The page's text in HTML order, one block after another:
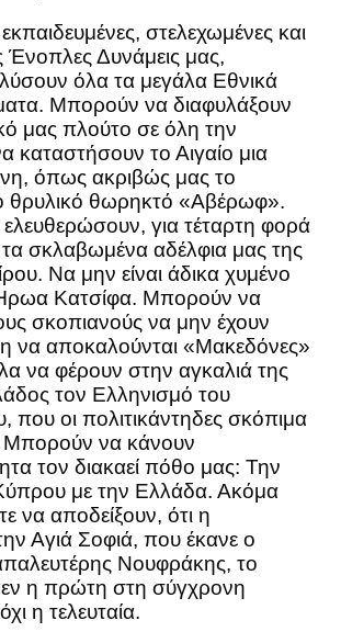
στελεχωμένες και
Ένοπλες Δυνάμεις μας,
όλα τα μεγάλα Εθνικά
Μπορούν να διαφυλάξουν
μας πλούτο σε όλη την
καταστήσουν το Αιγαίο μια
όπως ακριβώς μας το
θρυλικό θωρηκτό «Αβέρωφ».
για τέταρτη φορά
τα σκλαβωμένα αδέλφια μας της
Να μην είναι άδικα χυμένο
Κατσίφα. Μπορούν να
σκοπιανούς να μην έχουν
να αποκαλούνται «Μακεδόνες»
να φέρουν στην αγκαλιά της
τον Ελληνισμό του
που οι πολιτικάντηδες σκόπιμα
Μπορούν να κάνουν
τον διακαεί πόθο μας: Την
με την Ελλάδα. Ακόμα
να αποδείξουν, ότι η
Αγιά Σοφιά, που έκανε ο
Νουφράκης, το
η πρώτη στη σύγχρονη
η τελευταία.